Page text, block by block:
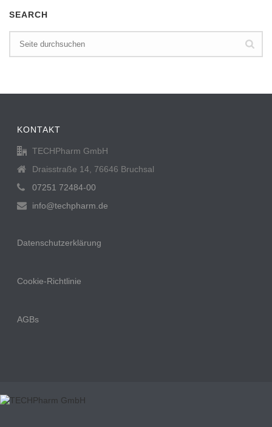
SEARCH
KONTAKT
TECHPharm GmbH
Draisstraße 14, 76646 Bruchsal
07251 72484-00
info@techpharm.de
Datenschutzerklärung
Cookie-Richtlinie
AGBs